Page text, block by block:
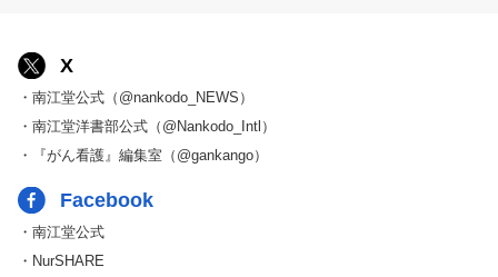
X
・南江堂公式（@nankodo_NEWS）
・南江堂洋書部公式（@Nankodo_Intl）
・『がん看護』編集室（@gankango）
Facebook
・南江堂公式
・NurSHARE